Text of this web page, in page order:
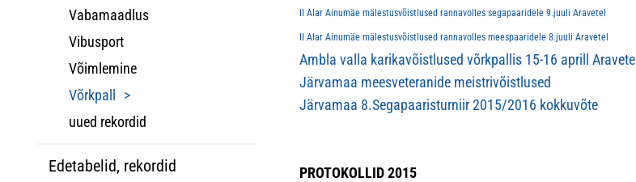
Vabamaadlus
Vibusport
Võimlemine
Võrkpall
uued rekordid
Edetabelid, rekordid
II Alar Ainumäe mälestusvõistlused rannavolles segapaaridele 9.juuli Aravetel
II Alar Ainumäe mälestusvõistlused rannavolles meespaaridele 8.juuli Aravetel
Ambla valla karikavõistlused võrkpallis 15-16 aprill Aravete
Järvamaa meesveteranide meistrivõistlused
Järvamaa 8.Segapaaristurniir 2015/2016 kokkuvõte
PROTOKOLLID 2015